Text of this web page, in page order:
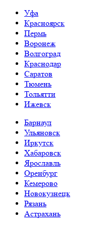
Уфа
Красноярск
Пермь
Воронеж
Волгоград
Краснодар
Саратов
Тюмень
Тольятти
Ижевск
Барнаул
Ульяновск
Иркутск
Хабаровск
Ярославль
Оренбург
Кемерово
Новокузнецк
Рязань
Астрахань